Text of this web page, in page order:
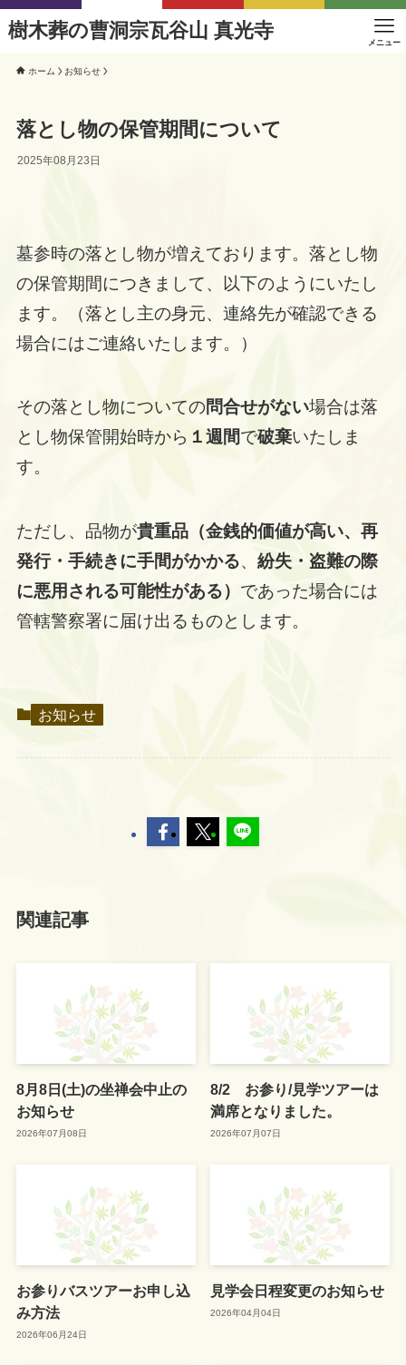
樹木葬の曹洞宗瓦谷山 真光寺
メニュー
ホーム お知らせ
落とし物の保管期間について
2025年08月23日
墓参時の落とし物が増えております。落とし物
の保管期間につきまして、以下のようにいたし
ます。（落とし主の身元、連絡先が確認できる
場合にはご連絡いたします。）
その落とし物についての問合せがない場合は落
とし物保管開始時から １週間で破棄いたしま
す。
ただし、品物が貴重品（金銭的価値が高い、再
発行・手続きに手間がかかる、 紛失・盗難の際
に悪用される可能性がある） であった場合には
管轄警察署に届け出るものとします。
お知らせ
関連記事
8月8日(土)の坐禅会中止の
お知らせ
2026年07月08日
8/2 お参り/見学ツアーは
満席となりました。
2026年07月07日
お参りバスツアーお申し込
み方法
2026年06月24日
見学会日程変更のお知らせ
2026年04月04日